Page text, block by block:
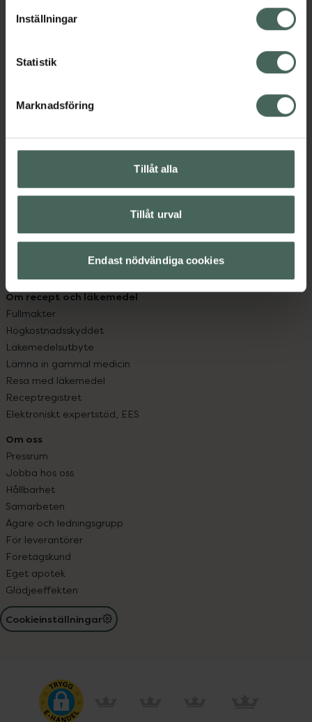
lagligheten av behandling som skett innan återkallelsen.
Inställningar
Statistik
Marknadsföring
Tillåt alla
Tillåt urval
Endast nödvändiga cookies
Kronans Apotek finns här för dig. Du hittar oss från Skåne i
syd till Lappland i norr, och online i mobilen och på
datorn. Oavsett vem du är så är det vårt uppdrag att
hjälpa just dig att må lite bättre. Välkommen att prata
Kontakta oss
Vanliga frågor
Handla tryggt
Sajtens tillgänglighet
Om recept och läkemedel
Fullmakter
Högkostnadsskyddet
Läkemedelsutbyte
Lämna in gammal medicin
Resa med läkemedel
Receptregistret
Elektroniskt expertstöd, EES
Om oss
Pressrum
Jobba hos oss
Hållbarhet
Samarbeten
Ägare och ledningsgrupp
För leverantörer
Företagskund
Eget apotek
Glädjeeffekten
Cookieinställningar